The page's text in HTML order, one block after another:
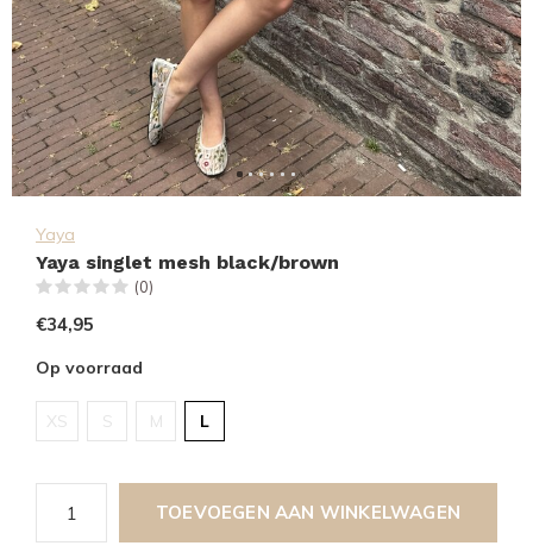
Yaya
Yaya singlet mesh black/brown
(0)
€34,95
Op voorraad
XS S M L
TOEVOEGEN AAN WINKELWAGEN